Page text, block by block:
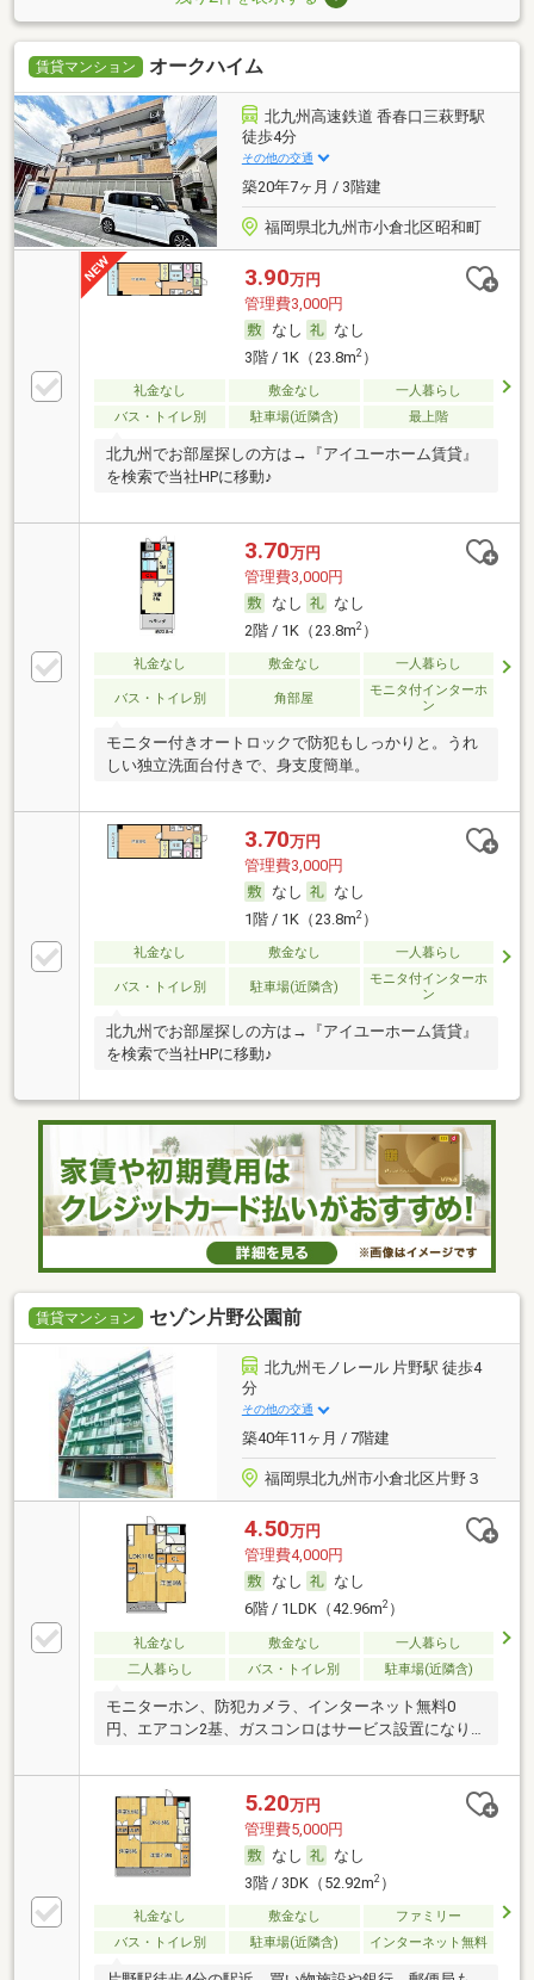
賃貸マンション オークハイム
北九州高速鉄道 香春口三萩野駅
徒歩4分
その他の交通
築20年7ヶ月 / 3階建
福岡県北九州市小倉北区昭和町
3.90万円
管理費3,000円
なし
なし
3階 / 1K（23.8m2）
礼金なし 敷金なし
一人暮らし
バス・トイレ別
駐車場(近隣含) 最上階
北九州でお部屋探しの方は→『アイユーホーム賃貸』
を検索で当社HPに移動♪
3.70万円
管理費3,000円
なし
なし
2階 / 1K（23.8m2）
礼金なし 敷金なし 一人暮らし
バス・トイレ別 角部屋
モニタ付インターホ
ン
モニター付きオートロックで防犯もしっかりと。うれ
しい独立洗面台付きで、身支度簡単。
3.70万円
管理費3,000円
なし
なし
1階 / 1K（23.8m2）
礼金なし 敷金なし 一人暮らし
バス・トイレ別 駐車場(近隣含)
モニタ付インターホ
ン
北九州でお部屋探しの方は→『アイユーホーム賃貸』
を検索で当社HPに移動♪
賃貸マンション セゾン片野公園前
北九州モノレール 片野駅 徒歩4
分
その他の交通
築40年11ヶ月 / 7階建
福岡県北九州市小倉北区片野３
4.50万円
管理費4,000円
なし
なし
6階 / 1LDK（42.96m2）
礼金なし 敷金なし
一人暮らし
二人暮らし
バス・トイレ別 駐車場(近隣含)
モニターホン、防犯カメラ、インターネット無料0
円、エアコン2基、ガスコンロはサービス設置になり
5.20万円
管理費5,000円
なし
なし
3階 / 3DK（52.92m2）
礼金なし 敷金なし
ファミリー
バス・トイレ別
駐車場(近隣含) インターネット無料